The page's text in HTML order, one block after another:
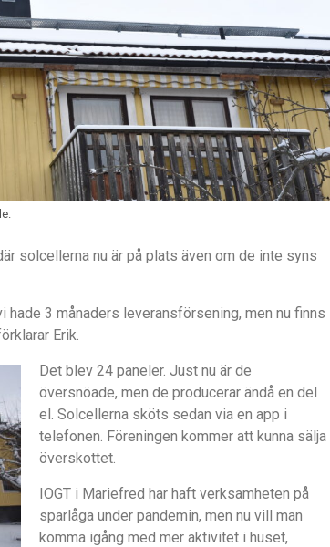
solcellerna nu är på plats även om de inte syns
3 månaders leveransförsening, men nu finns
Erik.
Det blev 24 paneler. Just nu är de
översnöade, men de producerar ändå en del
el. Solcellerna sköts sedan via en app i
telefonen. Föreningen kommer att kunna sälja
överskottet.
IOGT i Mariefred har haft verksamheten på
sparlåga under pandemin, men nu vill man
komma igång med mer aktivitet i huset,